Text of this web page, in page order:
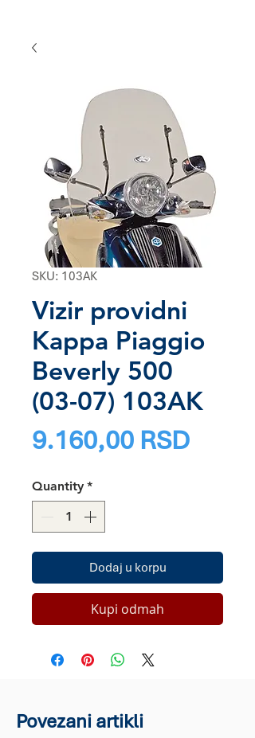
SKU: 103AK
Vizir providni
Kappa Piaggio
Beverly 500
(03-07) 103AK
9.160,00 RSDPrice
Quantity *
Dodaj u korpu
Kupi odmah
Povezani artikli